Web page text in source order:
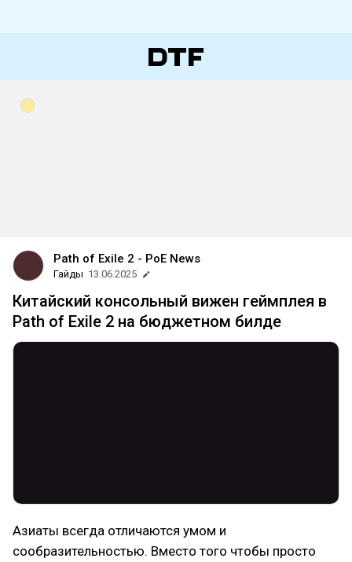
Path of Exile 2 - PoE News
Гайды 13.06.2025
Китайский консольный вижен геймплея в
Path of Exile 2 на бюджетном билде
Азиаты всегда отличаются умом и
сообразительностью. Вместо того чтобы просто